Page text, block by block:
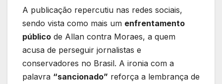
A publicação repercutiu nas redes sociais,
sendo vista como mais um enfrentamento
público de Allan contra Moraes, a quem
acusa de perseguir jornalistas e
conservadores no Brasil. A ironia com a
palavra “sancionado” reforça a lembrança de